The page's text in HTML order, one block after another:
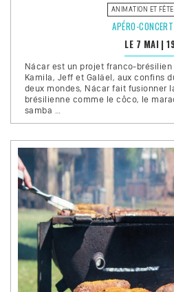
ANIMATION ET
APÉRO-
LE 7 MAI |
Nácar est un projet franco-
Kamila, Jeff et Galäel, aux confins
deux mondes, Nácar fait fusionner
brésilienne comme le côco, le
samba …